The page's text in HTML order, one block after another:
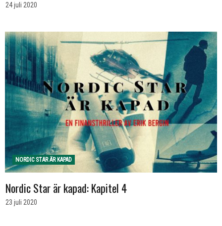
24 juli 2020
NORDIC STAR ÄR KAPAD
Nordic Star är kapad: Kapitel 4
23 juli 2020